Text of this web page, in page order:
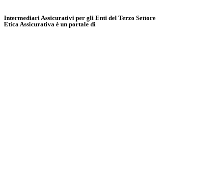
Intermediari Assicurativi per gli Enti del Terzo Settore
Etica Assicurativa è un portale di